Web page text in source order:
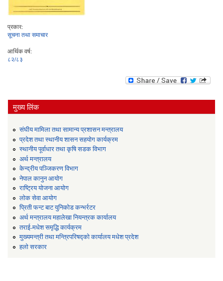
प्रकार:
सूचना तथा समाचार
आर्थिक वर्ष:
८२/८३
मुख्य लिंक
संघीय मामिला तथा सामान्य प्रशासन मन्त्रालय
प्रदेश तथा स्थानीय शासन सहयोग कार्यक्रम
स्थानीय पूर्वाधार तथा कृषि सडक विभाग
अर्थ मन्त्रालय
केन्द्रीय पञ्जिकरण विभाग
नेपाल कानुन आयोग
राष्ट्रिय योजना आयोग
लोक सेवा आयोग
प्रिती फन्ट बाट युनिकोड कन्भर्रटर
अर्थ मन्त्रालय महालेखा नियन्त्रक कार्यालय
तराई-मधेश समृद्धि कार्यक्रम
मुख्यमन्त्री तथा मन्त्रिपरिषद्को कार्यालय मधेश प्रदेश
हलो सरकार